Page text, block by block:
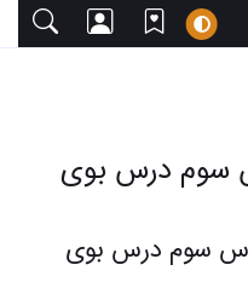
سوم درس بوی
سوم درس بوی